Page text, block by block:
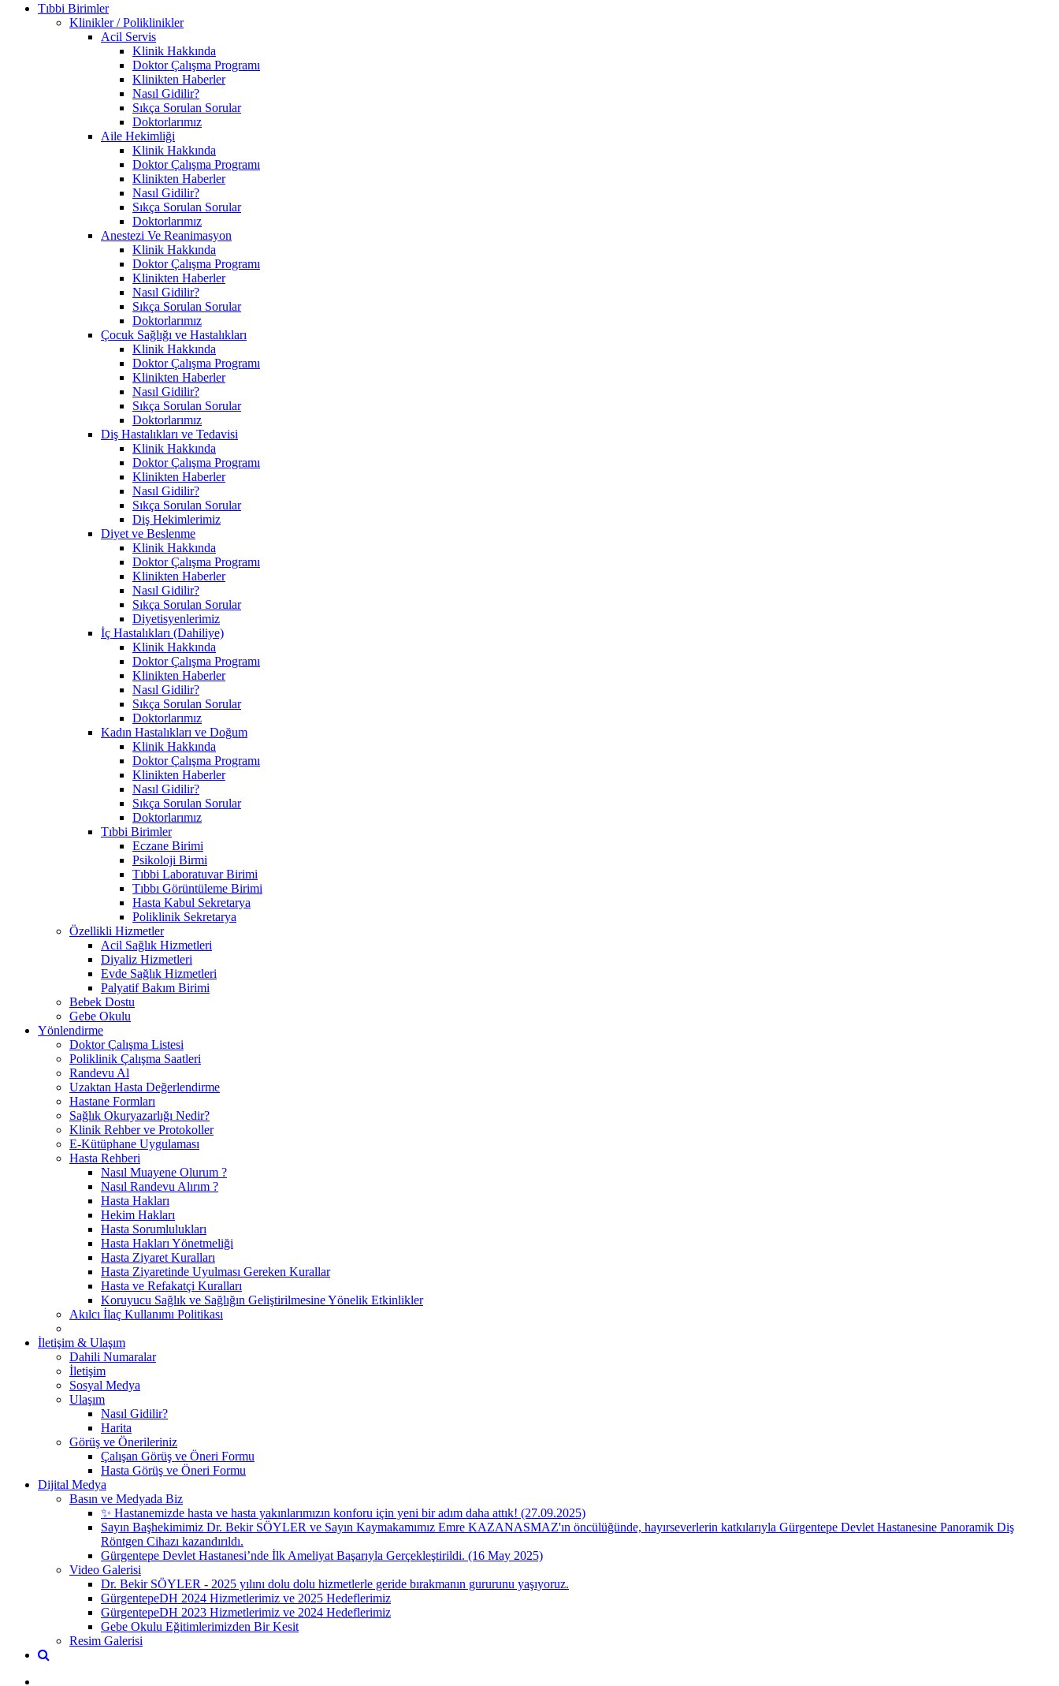
Tıbbi Birimler
Klinikler / Poliklinikler
Acil Servis
Klinik Hakkında
Doktor Çalışma Programı
Klinikten Haberler
Nasıl Gidilir?
Sıkça Sorulan Sorular
Doktorlarımız
Aile Hekimliği
Klinik Hakkında
Doktor Çalışma Programı
Klinikten Haberler
Nasıl Gidilir?
Sıkça Sorulan Sorular
Doktorlarımız
Anestezi Ve Reanimasyon
Klinik Hakkında
Doktor Çalışma Programı
Klinikten Haberler
Nasıl Gidilir?
Sıkça Sorulan Sorular
Doktorlarımız
Çocuk Sağlığı ve Hastalıkları
Klinik Hakkında
Doktor Çalışma Programı
Klinikten Haberler
Nasıl Gidilir?
Sıkça Sorulan Sorular
Doktorlarımız
Diş Hastalıkları ve Tedavisi
Klinik Hakkında
Doktor Çalışma Programı
Klinikten Haberler
Nasıl Gidilir?
Sıkça Sorulan Sorular
Diş Hekimlerimiz
Diyet ve Beslenme
Klinik Hakkında
Doktor Çalışma Programı
Klinikten Haberler
Nasıl Gidilir?
Sıkça Sorulan Sorular
Diyetisyenlerimiz
İç Hastalıkları (Dahiliye)
Klinik Hakkında
Doktor Çalışma Programı
Klinikten Haberler
Nasıl Gidilir?
Sıkça Sorulan Sorular
Doktorlarımız
Kadın Hastalıkları ve Doğum
Klinik Hakkında
Doktor Çalışma Programı
Klinikten Haberler
Nasıl Gidilir?
Sıkça Sorulan Sorular
Doktorlarımız
Tıbbi Birimler
Eczane Birimi
Psikoloji Birmi
Tıbbi Laboratuvar Birimi
Tıbbı Görüntüleme Birimi
Hasta Kabul Sekretarya
Poliklinik Sekretarya
Özellikli Hizmetler
Acil Sağlık Hizmetleri
Diyaliz Hizmetleri
Evde Sağlık Hizmetleri
Palyatif Bakım Birimi
Bebek Dostu
Gebe Okulu
Yönlendirme
Doktor Çalışma Listesi
Poliklinik Çalışma Saatleri
Randevu Al
Uzaktan Hasta Değerlendirme
Hastane Formları
Sağlık Okuryazarlığı Nedir?
Klinik Rehber ve Protokoller
E-Kütüphane Uygulaması
Hasta Rehberi
Nasıl Muayene Olurum ?
Nasıl Randevu Alırım ?
Hasta Hakları
Hekim Hakları
Hasta Sorumlulukları
Hasta Hakları Yönetmeliği
Hasta Ziyaret Kuralları
Hasta Ziyaretinde Uyulması Gereken Kurallar
Hasta ve Refakatçi Kuralları
Koruyucu Sağlık ve Sağlığın Geliştirilmesine Yönelik Etkinlikler
Akılcı İlaç Kullanımı Politikası
İletişim & Ulaşım
Dahili Numaralar
İletişim
Sosyal Medya
Ulaşım
Nasıl Gidilir?
Harita
Görüş ve Önerileriniz
Çalışan Görüş ve Öneri Formu
Hasta Görüş ve Öneri Formu
Dijital Medya
Basın ve Medyada Biz
✨ Hastanemizde hasta ve hasta yakınlarımızın konforu için yeni bir adım daha attık! (27.09.2025)
Sayın Başhekimimiz Dr. Bekir SÖYLER ve Sayın Kaymakamımız Emre KAZANASMAZ'ın öncülüğünde, hayırseverlerin katkılarıyla Gürgentepe Devlet Hastanesine Panoramik Diş
Röntgen Cihazı kazandırıldı.
Gürgentepe Devlet Hastanesi’nde İlk Ameliyat Başarıyla Gerçekleştirildi. (16 May 2025)
Video Galerisi
Dr. Bekir SÖYLER - 2025 yılını dolu dolu hizmetlerle geride bırakmanın gururunu yaşıyoruz.
GürgentepeDH 2024 Hizmetlerimiz ve 2025 Hedeflerimiz
GürgentepeDH 2023 Hizmetlerimiz ve 2024 Hedeflerimiz
Gebe Okulu Eğitimlerimizden Bir Kesit
Resim Galerisi